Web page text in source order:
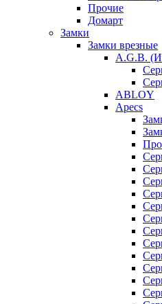
Прочие
Домарт
Замки
Замки врезные
A.G.B.
ABLOY
Apecs